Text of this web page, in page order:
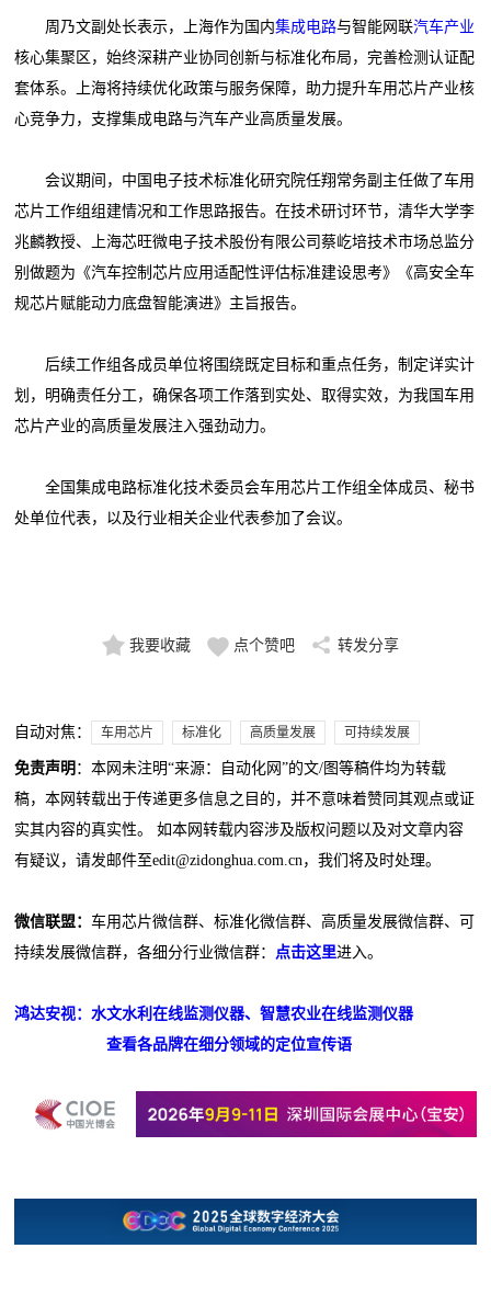
周乃文副处长表示，上海作为国内集成电路与智能网联汽车产业
核心集聚区，始终深耕产业协同创新与标准化布局，完善检测认证配
套体系。上海将持续优化政策与服务保障，助力提升车用芯片产业核
心竞争力，支撑集成电路与汽车产业高质量发展。
会议期间，中国电子技术标准化研究院任翔常务副主任做了车用
芯片工作组组建情况和工作思路报告。在技术研讨环节，清华大学李
兆麟教授、上海芯旺微电子技术股份有限公司蔡屹培技术市场总监分
别做题为《汽车控制芯片应用适配性评估标准建设思考》《高安全车
规芯片赋能动力底盘智能演进》主旨报告。
后续工作组各成员单位将围绕既定目标和重点任务，制定详实计
划，明确责任分工，确保各项工作落到实处、取得实效，为我国车用
芯片产业的高质量发展注入强劲动力。
全国集成电路标准化技术委员会车用芯片工作组全体成员、秘书
处单位代表，以及行业相关企业代表参加了会议。
我要收藏 点个赞吧 转发分享
自动对焦： 车用芯片 标准化 高质量发展 可持续发展
免责声明 ：本网未注明“来源：自动化网”的文/图等稿件均为转载
稿，本网转载出于传递更多信息之目的，并不意味着赞同其观点或证
实其内容的真实性。 如本网转载内容涉及版权问题以及对文章内容
有疑议，请发邮件至edit@zidonghua.com.cn，我们将及时处理。
微信联盟：车用芯片微信群、标准化微信群、高质量发展微信群、可
持续发展微信群，各细分行业微信群：
点击这里进入。
鸿达安视：水文水利在线监测仪器、智慧农业在线监测仪器
查看各品牌在细分领域的定位宣传语